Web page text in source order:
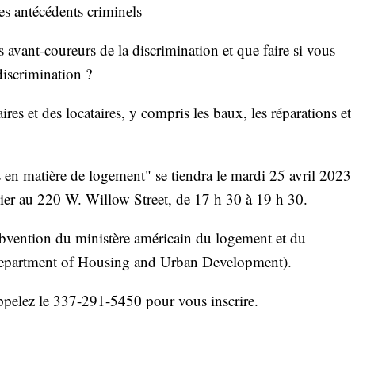
antécédents criminels
avant-coureurs de la discrimination et que faire si vous
?
et des locataires, y compris les baux, les réparations et
matière de logement" se tiendra le mardi 25 avril 2023
au 220 W. Willow Street, de 17 h 30 à 19 h 30.
du ministère américain du logement et du
of Housing and Urban Development).
le 337-291-5450 pour vous inscrire.